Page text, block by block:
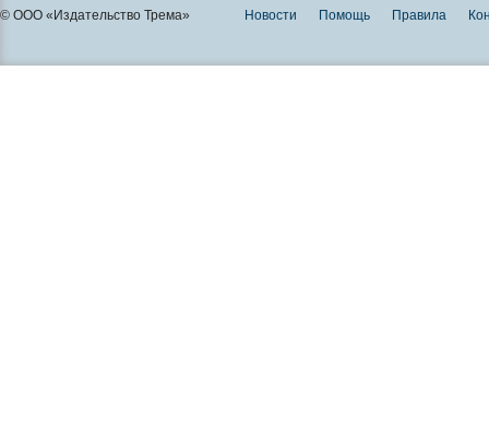
© ООО «Издательство Трема» Новости Помощь Правила